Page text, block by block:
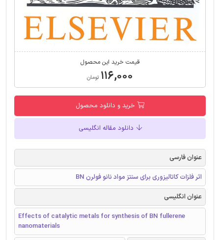
قیمت خرید این محصول
۱۱۶,۰۰۰ تومان
خرید و دانلود محصول
دانلود مقاله انگلیسی
عنوان فارسی
اثر فلزات کاتالیزوری برای سنتز مواد نانو فولرن BN
عنوان انگلیسی
Effects of catalytic metals for synthesis of BN fullerene
nanomaterials